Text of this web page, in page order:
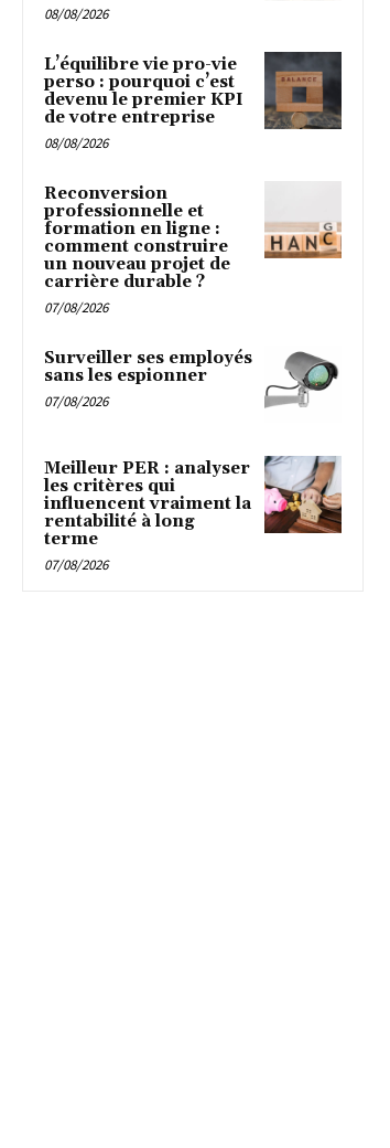
08/08/2026
L’équilibre vie pro-vie
perso : pourquoi c’est
devenu le premier KPI
de votre entreprise
08/08/2026
Reconversion
professionnelle et
formation en ligne :
comment construire
un nouveau projet de
carrière durable ?
07/08/2026
Surveiller ses employés
sans les espionner
07/08/2026
Meilleur PER : analyser
les critères qui
influencent vraiment la
rentabilité à long
terme
07/08/2026